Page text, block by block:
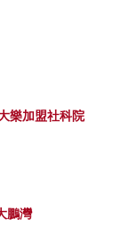
樂加盟社科院
鵬灣